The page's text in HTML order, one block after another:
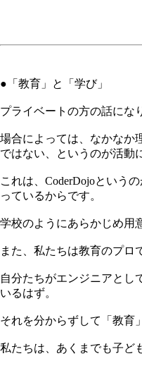
●「教育」と「学び」
プライベートの方の話にな
場合によっては、なかなか
ではない、というのが活動
これは、CoderDojoという
っているからです。
学校のようにあらかじめ用
また、私たちは教育のプロ
自分たちがエンジニアとし
いるはず。
それを分からずして「教育
私たちは、あくまでも子ど